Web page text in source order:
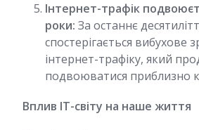
Інтернет-трафік
роки: За останнє
спостерігається вибухове
інтернет-трафіку, який
подвоюватися приблизно
Вплив IT-світу на наше життя